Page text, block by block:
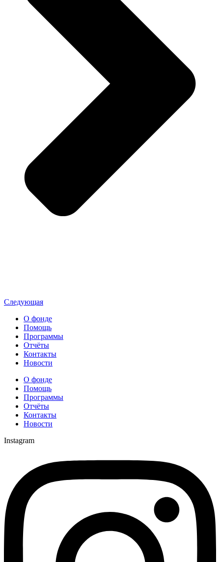
Следующая
О фонде
Помощь
Программы
Отчёты
Контакты
Новости
О фонде
Помощь
Программы
Отчёты
Контакты
Новости
Instagram